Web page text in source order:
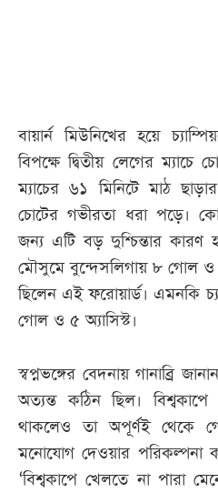
বায়ার্ন মিউনিখের হয়ে
বিপক্ষে দ্বিতীয় লেগের ম্যাচে
ম্যাচের ৬১ মিনিটে মাঠ
চোটের গভীরতা ধরা পড়ে।
জন্য এটি বড় দুশ্চিন্তার কারণ
মৌসুমে বুন্দেসলিগায় ৮ গোল ও
ছিলেন এই ফরোয়ার্ড। এমনকি
গোল ও ৫ অ্যাসিস্ট।
স্বপ্নভঙ্গের বেদনায় গানাব্রি
অত্যন্ত কঠিন ছিল। বিশ্বকাপে
থাকলেও তা অপূর্ণই থেকে
মনোযোগ দেওয়ার পরিকল্পনা
‘বিশ্বকাপে খেলতে না পারা